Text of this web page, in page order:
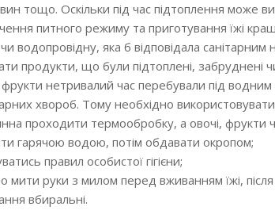
тощо. Оскільки під час підтоплення може
питного режиму та приготування їжі
чи водопровідну, яка б відповідала
продукти, що були підтоплені, забруднені
фрукти нетривалий час перебували під
хвороб. Тому необхідно
проходити термообробку, а овочі,
гарячою водою, потім обдавати окропом;
правил особистої гігієни;
мити руки з милом перед вживанням їжі,
вбиральні.